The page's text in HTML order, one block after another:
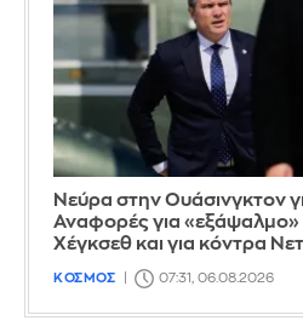
Νεύρα στην Ουάσινγκτον
Αναφορές για
Χέγκσεθ και για κόντρα
ΚΟΣΜΟΣ 07:31, 06.08.2026